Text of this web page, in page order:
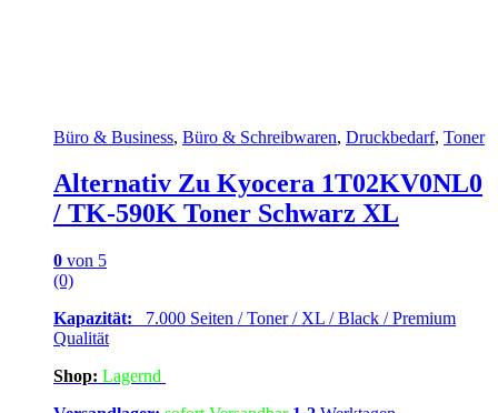
Büro & Business, Büro & Schreibwaren, Druckbedarf, Toner
Alternativ Zu Kyocera 1T02KV0NL0
/ TK-590K Toner Schwarz XL
0 von 5
(0)
Kapazität: 7.000 Seiten / Toner / XL / Black / Premium
Qualität
Shop: Lagernd